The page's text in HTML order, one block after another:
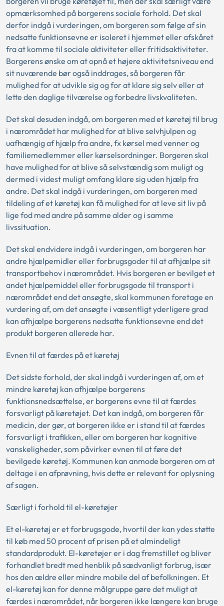
opmærksomhed på borgerens sociale forhold. Det skal
derfor indgå i vurderingen, om borgeren som følge af sin
nedsatte funktionsevne er isoleret i hjemmet eller afskåret
fra at komme til sociale aktiviteter eller fritidsaktiviteter.
Borgerens ønske om at opnå et højere aktivitetsniveau end
sit nuværende bør også inddrages, så borgeren får
mulighed for at udvikle sig og for at klare sig selv eller at
lette den daglige tilværelse og forbedre livskvaliteten.
Det skal desuden indgå, om borgeren med et køretøj til brug
i nærområdet har mulighed for at blive selvhjulpen og
uafhængig af hjælp fra andre, fx kørsel med venner og
familiemedlemmer eller kørselsordninger. Borgeren skal
have mulighed for at blive så selvstændig som muligt og
dermed i videst muligt omfang klare sig uden hjælp fra
andre. Det skal indgå i vurderingen, om borgeren med
tildeling af et køretøj kan få mulighed for at leve sit liv på
lige fod med andre på samme alder og i samme
livssituation.
Det skal endvidere indgå i vurderingen, om borgeren har
andre hjælpemidler eller forbrugsgoder til at afhjælpe sit
transportbehov i nærområdet. Hvis borgeren er bevilget et
andet hjælpemiddel eller forbrugsgode til transport i
nærområdet end det ansøgte, skal kommunen foretage en
vurdering af, om det ansøgte i væsentligt yderligere grad
kan afhjælpe borgerens nedsatte funktionsevne end det
produkt borgeren allerede har.
Evnen til at færdes på et køretøj
Det sidste forhold, der skal indgå i vurderingen af, om et
mindre køretøj kan afhjælpe borgerens
funktionsnedsættelse, er borgerens evne til at færdes
forsvarligt på køretøjet. Det kan indgå, om borgeren får
medicin, der gør, at borgeren ikke er i stand til at færdes
forsvarligt i trafikken, eller om borgeren har kognitive
vanskeligheder, som påvirker evnen til at føre det
bevilgede køretøj. Kommunen kan anmode borgeren om at
deltage i en afprøvning, hvis dette er relevant for oplysning
af sagen.
Særligt i forhold til el-køretøjer
Et el-køretøj er et forbrugsgode, hvortil der kan ydes støtte
til køb med 50 procent af prisen på et almindeligt
standardprodukt. El-køretøjer er i dag fremstillet og bliver
forhandlet bredt med henblik på sædvanligt forbrug, især
hos den ældre eller mindre mobile del af befolkningen. Et
el-køretøj kan for denne målgruppe gøre det muligt at
færdes i nærområdet, når borgeren ikke længere kan bruge